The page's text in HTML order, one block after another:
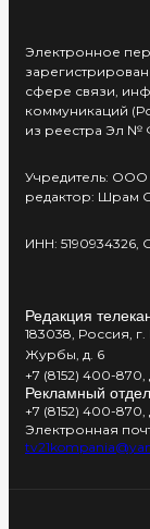
Электронное
сфере связи,
коммуникаций
из реестра Эл №
Учредитель: ООО
редактор: Шрам
ИНН: 5190934326,
Редакция
183038, Россия,
Журбы, д. 6
+7 (8152) 400-870,
Рекламный отдел
+7 (8152) 400-870,
Электронная